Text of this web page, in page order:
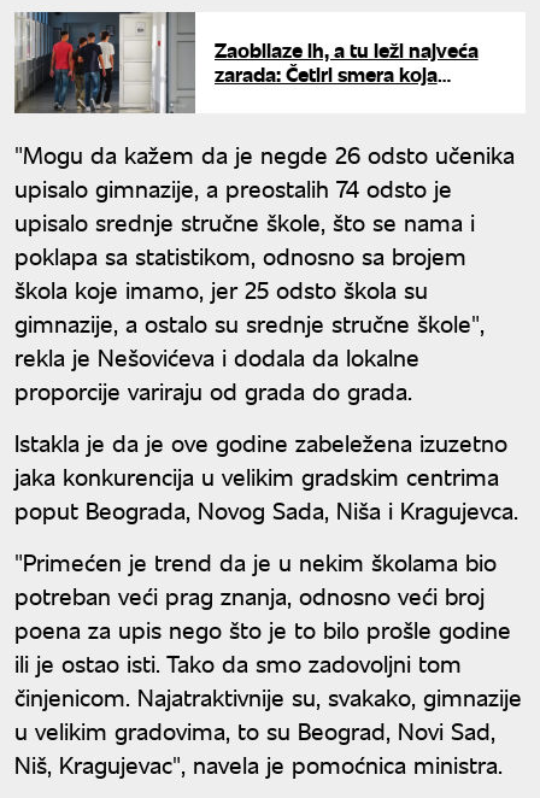
Zaobilaze ih, a tu leži najveća
zarada: Četiri smera koja
"Mogu da kažem da je negde 26 odsto učenika
upisalo gimnazije, a preostalih 74 odsto je
upisalo srednje stručne škole, što se nama i
poklapa sa statistikom, odnosno sa brojem
škola koje imamo, jer 25 odsto škola su
gimnazije, a ostalo su srednje stručne škole",
rekla je Nešovićeva i dodala da lokalne
proporcije variraju od grada do grada.
Istakla je da je ove godine zabeležena izuzetno
jaka konkurencija u velikim gradskim centrima
poput Beograda, Novog Sada, Niša i Kragujevca.
"Primećen je trend da je u nekim školama bio
potreban veći prag znanja, odnosno veći broj
poena za upis nego što je to bilo prošle godine
ili je ostao isti. Tako da smo zadovoljni tom
činjenicom. Najatraktivnije su, svakako, gimnazije
u velikim gradovima, to su Beograd, Novi Sad,
Niš, Kragujevac", navela je pomoćnica ministra.